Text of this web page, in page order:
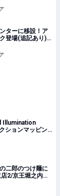
ターに移設！ア
登場(追記あり) –
Illumination
ションマッピン
二郎のつけ麺に
2/京王堀之内】|